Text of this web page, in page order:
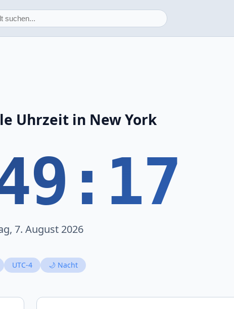
Uhrzeit in New York
7. August 2026
UTC-4 🌙 Nacht